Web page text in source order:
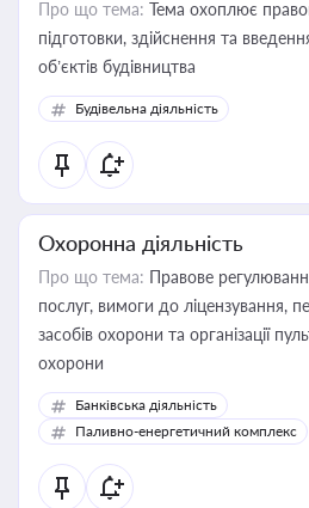
Про що тема: Тема охоплює
підготовки, здійснення та
об’єктів будівництва
Будівельна діяльність
Охоронна діяльність
Про що тема: Правове
послуг, вимоги до ліцензування,
засобів охорони та організації
охорони
Банківська діяльність
Паливно-енергетичний комплекс